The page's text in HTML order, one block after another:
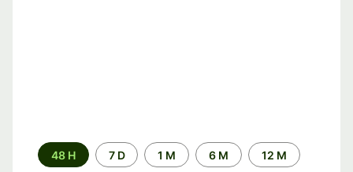
Periodo
de
48 H 7 D 1 M 6 M 12 M